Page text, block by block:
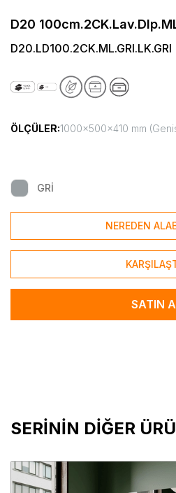
D20
D20.LD100.2CK.ML.GRI.LK.GRI
ÖLÇÜLER:1000x500x410 mm
GRİ
NEREDEN
SATIN
SERİNİN DİĞER